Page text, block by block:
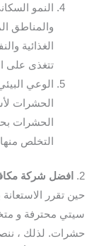
النمو
والمناطق
الغذائية
تتغذى على
الوعي
الحشرات
الحشرات
التخلص
2.
افضل شركة
حين تقرر
سيتي محترفة و
حشرات. لذلك ،